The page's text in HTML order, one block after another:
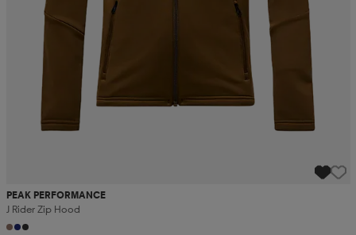
PEAK PERFORMANCE
J Rider Zip Hood